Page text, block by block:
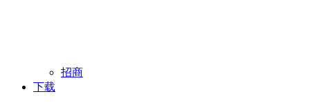
招商
下载